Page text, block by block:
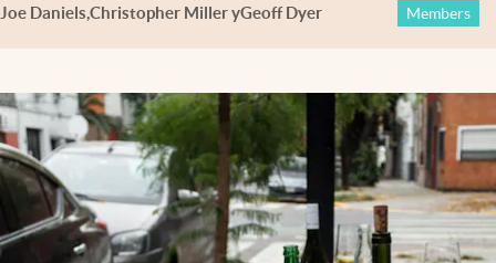
Joe Daniels,Christopher MilleryGeoff Dyer Members